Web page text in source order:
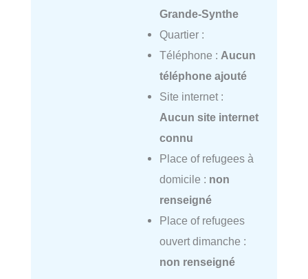
Grande-Synthe
Quartier :
Téléphone : Aucun
téléphone ajouté
Site internet :
Aucun site internet
connu
Place of refugees à
domicile : non
renseigné
Place of refugees
ouvert dimanche :
non renseigné